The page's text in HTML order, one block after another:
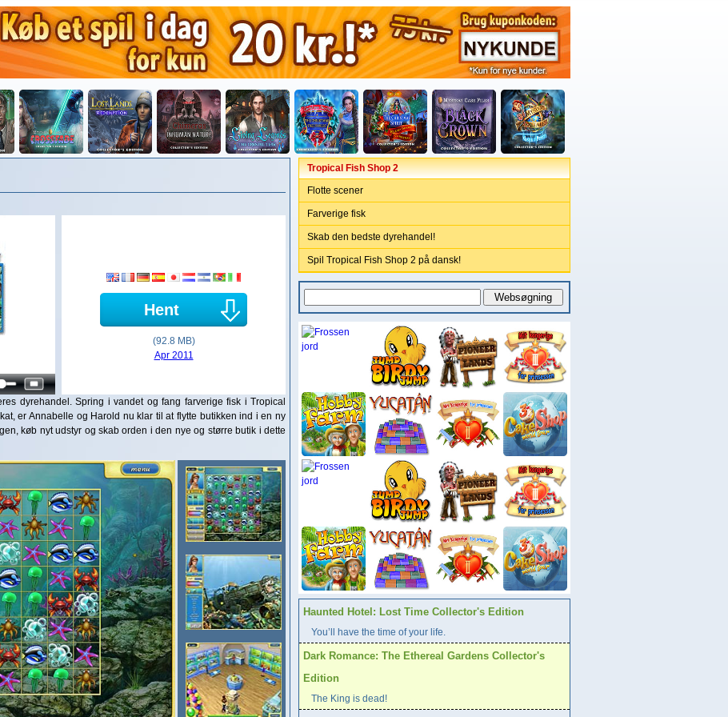
Hent
(92.8 MB)
Apr 2011
dyrehandel. Spring i vandet og fang farverige fisk i Tropical
er Annabelle og Harold nu klar til at flytte butikken ind i en ny
køb nyt udstyr og skab orden i den nye og større butik i dette
Tropical Fish Shop 2
Flotte scener
Farverige fisk
Skab den bedste dyrehandel!
Spil Tropical Fish Shop 2 på dansk!
Haunted Hotel: Lost Time Collector's Edition
You’ll have the time of your life.
Dark Romance: The Ethereal Gardens Collector's
Edition
The King is dead!